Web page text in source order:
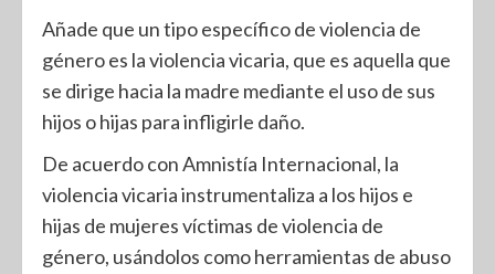
Añade que un tipo específico de violencia de
género es la violencia vicaria, que es aquella que
se dirige hacia la madre mediante el uso de sus
hijos o hijas para infligirle daño.
De acuerdo con Amnistía Internacional, la
violencia vicaria instrumentaliza a los hijos e
hijas de mujeres víctimas de violencia de
género, usándolos como herramientas de abuso